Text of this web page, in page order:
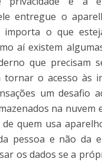
entregue o
importa o que
aí existem
que precisam
tornar o acesso às
um desafio
na nuvem
de quem usa
pessoa e não da
os dados se a